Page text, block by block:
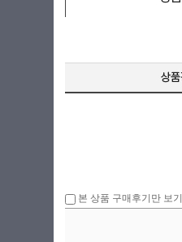
본 상품 구매후기만 보기